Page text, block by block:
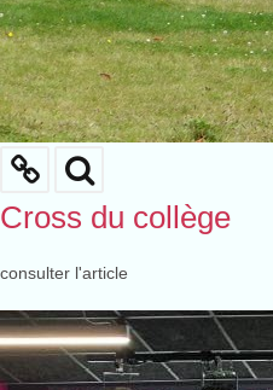
Cross du collège
consulter l'article